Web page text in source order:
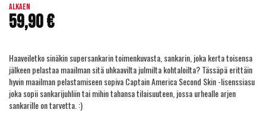
images
gallery
Alkaen
59,90 €
Haaveiletko sinäkin supersankarin toimenkuvasta, sankarin, joka kerta toisensa
jälkeen pelastaa maailman sitä uhkaavilta julmilta kohtaloilta? Tässäpä erittäin
hyvin maailman pelastamiseen sopiva Captain America Second Skin -lisenssiasu
joka sopii sankarijuhliin tai mihin tahansa tilaisuuteen, jossa urhealle arjen
sankarille on tarvetta. :)